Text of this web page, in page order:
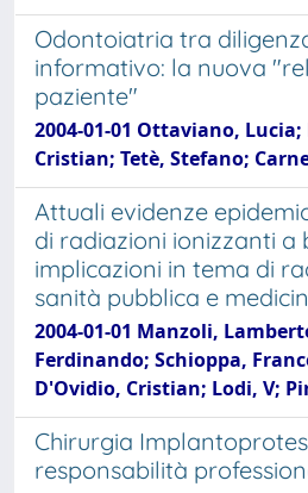
Odontoiatria tra
informativo: la nuova
paziente"
2004-01-01 Ottaviano,
Cristian; Tetè, Stefano;
Attuali evidenze
di radiazioni ionizzanti a
implicazioni in tema di
sanità pubblica e
2004-01-01 Manzoli,
Ferdinando; Schioppa,
D'Ovidio, Cristian; Lodi, V;
Chirurgia
responsabilità